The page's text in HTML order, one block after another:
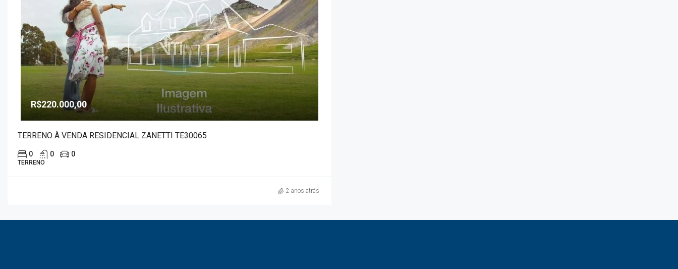
R$220.000,00
TERRENO À VENDA RESIDENCIAL ZANETTI TE30065
0 0 0
TERRENO
2 anos atrás